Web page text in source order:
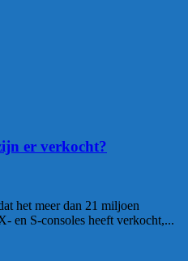
er verkocht?
het meer dan 21 miljoen
en S-consoles heeft verkocht,...